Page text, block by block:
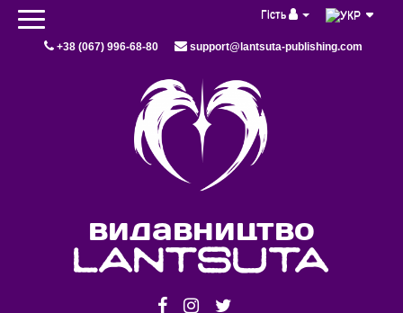
Гість
+38 (067) 996-68-80 support@lantsuta-publishing.com
видавництво
lantsuta